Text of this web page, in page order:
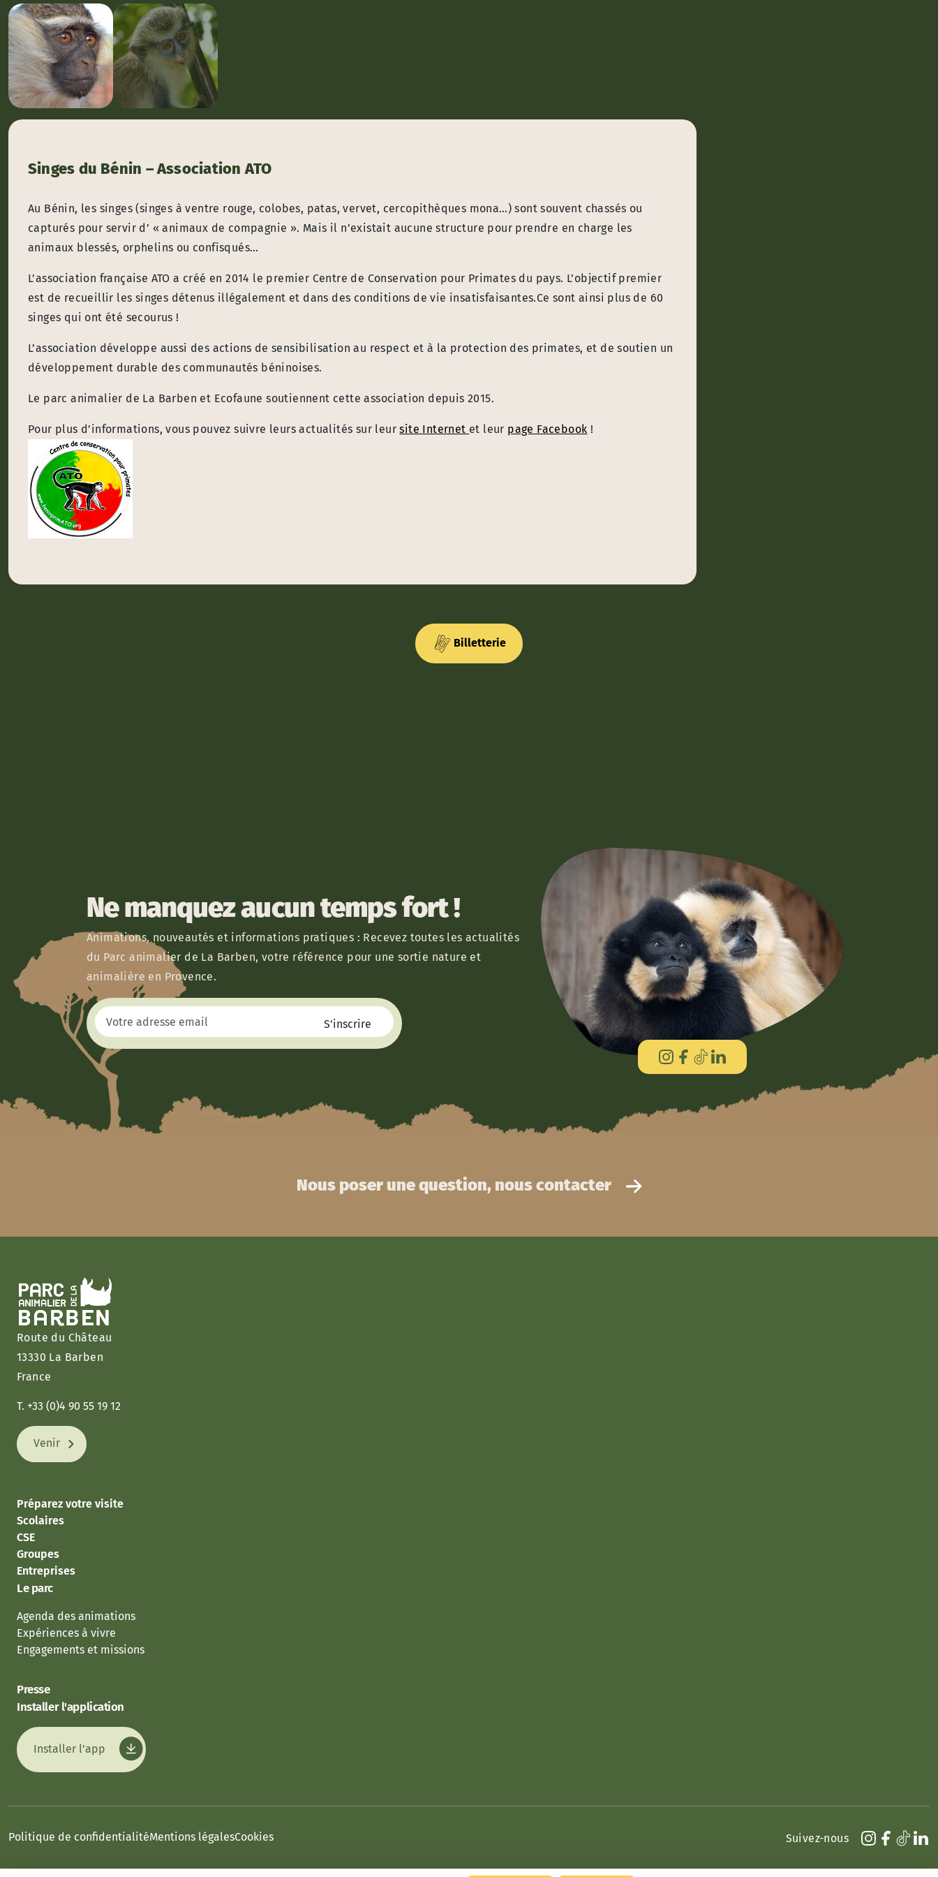
Singes du Bénin – Association ATO
Au Bénin, les singes (singes à ventre rouge, colobes, patas, vervet, cercopithèques mona…) sont souvent chassés ou
capturés pour servir d’ « animaux de compagnie ». Mais il n’existait aucune structure pour prendre en charge les
animaux blessés, orphelins ou confisqués…
L’association française ATO a créé en 2014 le premier Centre de Conservation pour Primates du pays. L’objectif premier
est de recueillir les singes détenus illégalement et dans des conditions de vie insatisfaisantes.Ce sont ainsi plus de 60
singes qui ont été secourus !
L’association développe aussi des actions de sensibilisation au respect et à la protection des primates, et de soutien un
développement durable des communautés béninoises.
Le parc animalier de La Barben et Ecofaune soutiennent cette association depuis 2015.
Pour plus d’informations, vous pouvez suivre leurs actualités sur leursite Internet et leur page Facebook !
Billetterie
Ne manquez aucun temps fort !
Animations, nouveautés et informations pratiques : Recevez toutes les actualités
du Parc animalier de La Barben, votre référence pour une sortie nature et
animalière en Provence.
Nous poser une question, nous contacter
Route du Château
13330 La Barben
France
T. +33 (0)4 90 55 19 12
Venir
Préparez votre visite
Scolaires
CSE
Groupes
Entreprises
Le parc
Agenda des animations
Expériences à vivre
Engagements et missions
Presse
Installer l'application
Installer l'app
Politique de confidentialitéMentions légalesCookies Suivez-nous